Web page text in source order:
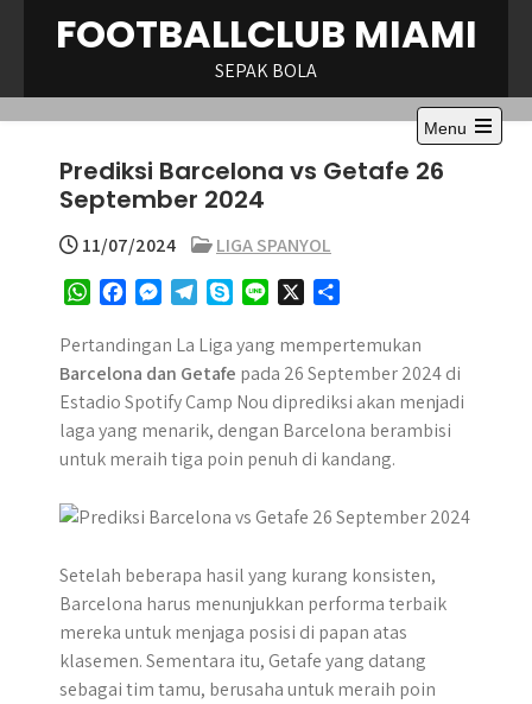
FOOTBALLCLUB MIAMI
SEPAK BOLA
Menu
Open
Prediksi Barcelona vs Getafe 26
September 2024
11/07/2024
LIGA SPANYOL
W
a
t
s
A
p
c
e
b
o
o
s
s
e
n
l
e
g
r
m
y
p
e
n
e
a
r
e
Pertandingan La Liga yang mempertemukan
Barcelona dan Getafe pada 26 September 2024 di
Estadio Spotify Camp Nou diprediksi akan menjadi
laga yang menarik, dengan Barcelona berambisi
untuk meraih tiga poin penuh di kandang.
Setelah beberapa hasil yang kurang konsisten,
Barcelona harus menunjukkan performa terbaik
mereka untuk menjaga posisi di papan atas
klasemen. Sementara itu, Getafe yang datang
sebagai tim tamu, berusaha untuk meraih poin